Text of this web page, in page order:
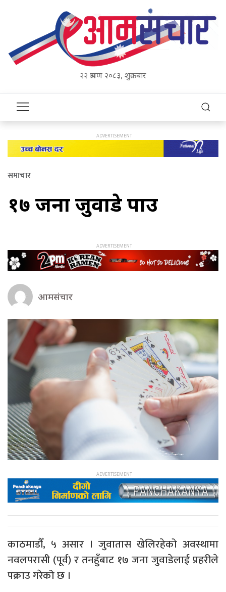
२२ श्रावण २०८३, शुक्रबार
समाचार
१७ जना जुवाडे पक्राउ
आमसंचार
काठमाडौँ, ५ असार । जुवातास खेलिरहेको अवस्थामा
नवलपरासी (पूर्व) र तनहुँबाट १७ जना जुवाडेलाई प्रहरीले
पक्राउ गरेको छ ।